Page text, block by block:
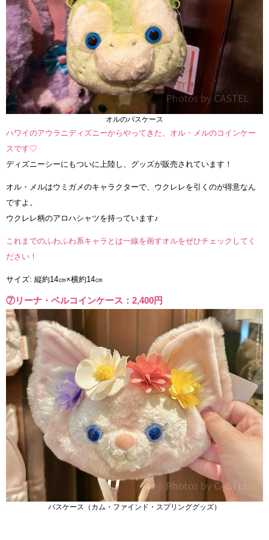
オルのパスケース
ハワイのアウラニディズニーからやってきた、オル・メルのコインケー
スです♡
ディズニーシーにもついに上陸し、グッズが販売されています！
オル・メルはウミガメのキャラクターで、ウクレレを引くのが得意なん
ですよ。
ウクレレ柄のアロハシャツを持っています♪
これまでのふわふわ系キャラとは一線を画すオルをぜひチェックしてく
ださい！
サイズ: 縦約14㎝×横約14㎝
⑦リーナ・ベルコインケース：2,400円
パスケース（カム・ファインド・スプリンググッズ）